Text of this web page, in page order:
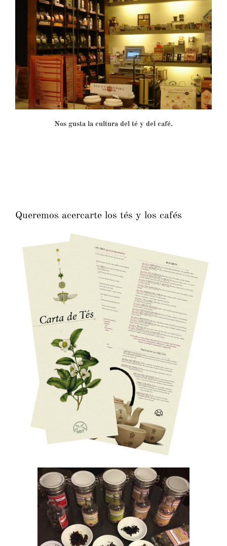
Nos gusta la cultura del té y del café.
Queremos acercarte los tés y los cafés